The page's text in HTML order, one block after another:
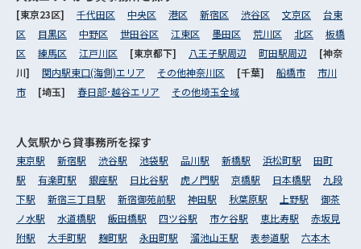
[東京23区] 千代田区 中央区 港区 新宿区 渋谷区 文京区
台東
区
目黒区 中野区 世田谷区 江東区 墨田区 荒川区 北区
板橋
区
練馬区 江戸川区 [東京都下] 八王子駅周辺 町田駅周辺
[神奈
川] 関内駅東口(海側)エリア その他神奈川区 [千葉] 船橋市
市川
市
[埼玉] 春日部･越谷エリア その他埼玉全域
人気駅から貸事務所を探す
東京駅 新宿駅 渋谷駅 池袋駅 品川駅 新橋駅 浜松町駅
田町
駅
有楽町駅 銀座駅 日比谷駅 虎ノ門駅 京橋駅 日本橋駅
九段
下駅
新宿三丁目駅 新宿御苑前駅 神田駅 秋葉原駅 上野駅
御茶
ノ水駅
水道橋駅 飯田橋駅 四ツ谷駅 市ケ谷駅 恵比寿駅
赤坂見
附駅
大手町駅 麹町駅 永田町駅 溜池山王駅 表参道駅
六本木